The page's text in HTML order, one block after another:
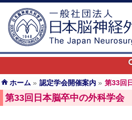
ホーム » 認定学会開催案内 » 第33回
第33回日本脳卒中の外科学会